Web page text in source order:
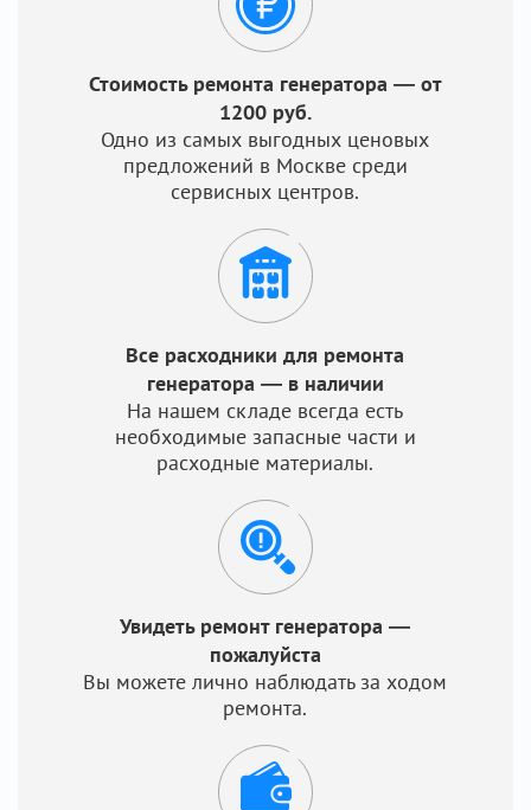
Стоимость ремонта генератора — от
1200 руб.
Одно из самых выгодных ценовых
предложений в Москве среди
сервисных центров.
Все расходники для ремонта
генератора — в наличии
На нашем складе всегда есть
необходимые запасные части и
расходные материалы.
Увидеть ремонт генератора —
пожалуйста
Вы можете лично наблюдать за ходом
ремонта.